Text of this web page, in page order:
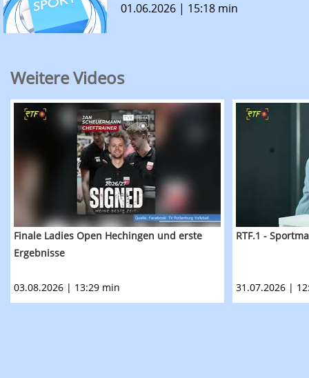
01.06.2026 | 15:18 min
Weitere Videos
RTF.1-Sportmagazin vom 03.08.2026: Finale
Finale Ladies Open Hechingen und erste
Ergebnisse
03.08.2026 | 13:29 min
RTF.1 -
RTF.1 -
31.07.2026 |